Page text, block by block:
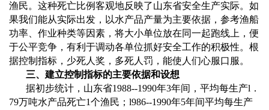
渔民。这种死亡比例客观地反映了山东省安全生产实际。如
果我们能从实际出发，以水产品产量为主要依据，参考渔船
功率、作业种类等因素，将大小单位放在同一起跑线上，便
于公平竞争，有利于调动各单位抓好安全工作的积极性。根
据控制指标，少死人奖，多死人罚，能使人们心服口服。
三、建立控制指标的主要依据和设想
据初步统计，山东省1988--1990年3年间，平均每生产l ．
79万吨水产品死亡1个渔民； l986--1990年5年间平均每生产